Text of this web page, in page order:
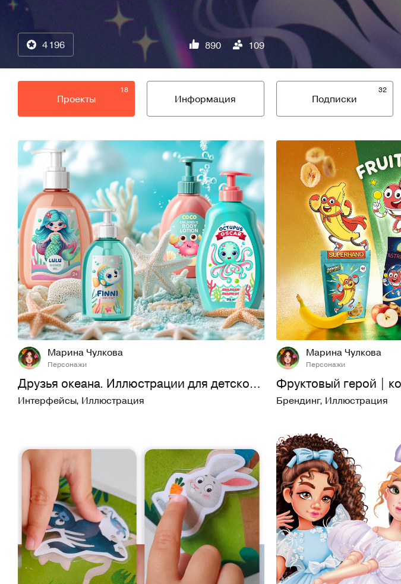
4 196 890 109
18
Проекты Информация
32
Подписки
29 464
Марина Чулкова
Персонажи
Друзья океана. Иллюстрации для детской косметики
Интерфейсы, Иллюстрация
Марина Чулкова
Персонажи
Фруктовый герой |
Брендинг, Иллюстрация